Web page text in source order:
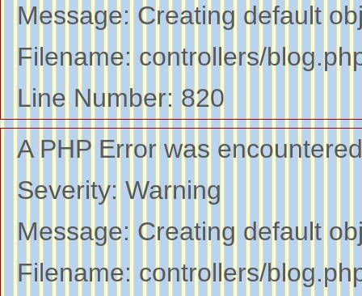
Message: Creating default
Filename: controllers/
Line Number: 820
A PHP Error was encountered
Severity: Warning
Message: Creating default
Filename: controllers/